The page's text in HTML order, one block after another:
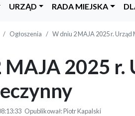
URZĄD RADA MIEJSKA
Ogłoszenia W dniu 2 MAJA 2025 r.
2025 r.
Opublikował: Piotr Kapalski